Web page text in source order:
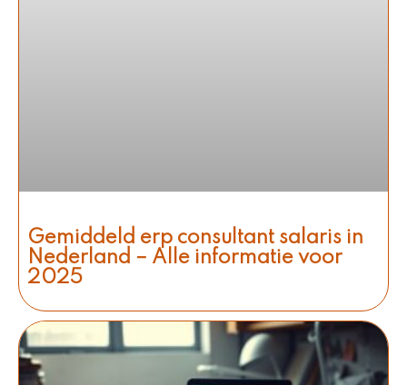
Gemiddeld erp consultant salaris in
Nederland – Alle informatie voor
2025